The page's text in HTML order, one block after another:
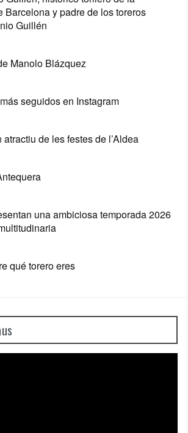
Barcelona y padre de los toreros
Guillén
Manolo Blázquez
seguidos en Instagram
de les festes de l’Aldea
una ambiciosa temporada 2026
qué torero eres